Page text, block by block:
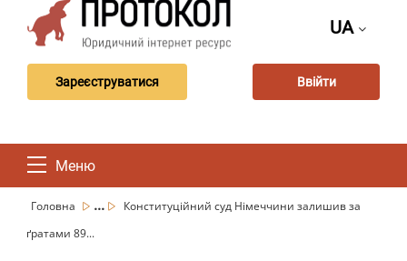
UA
Зареєструватися Ввійти
Меню
Головна ...
Конституційний суд Німеччини залишив за
ґратами 89...